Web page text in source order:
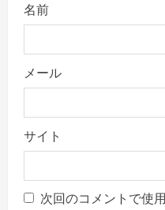
名前
メール
サイト
次回のコメントで使